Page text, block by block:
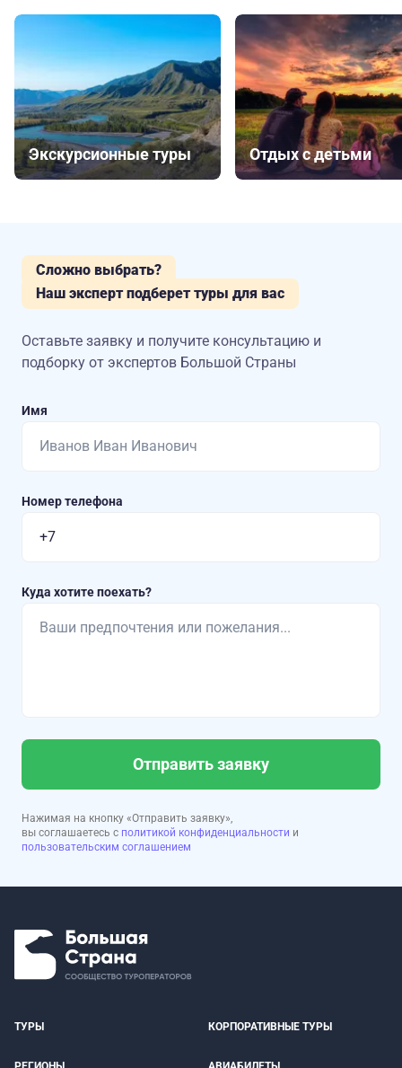
Экскурсионные туры Отдых с детьми
Сложно выбрать?
Наш эксперт подберет туры для вас
Оставьте заявку и получите консультацию и
подборку от экспертов Большой Страны
Имя
Номер телефона
Куда хотите поехать?
Отправить заявку
Нажимая на кнопку «Отправить заявку»,
вы соглашаетесь с политикой конфиденциальности и
пользовательским соглашением
ТУРЫ КОРПОРАТИВНЫЕ ТУРЫ